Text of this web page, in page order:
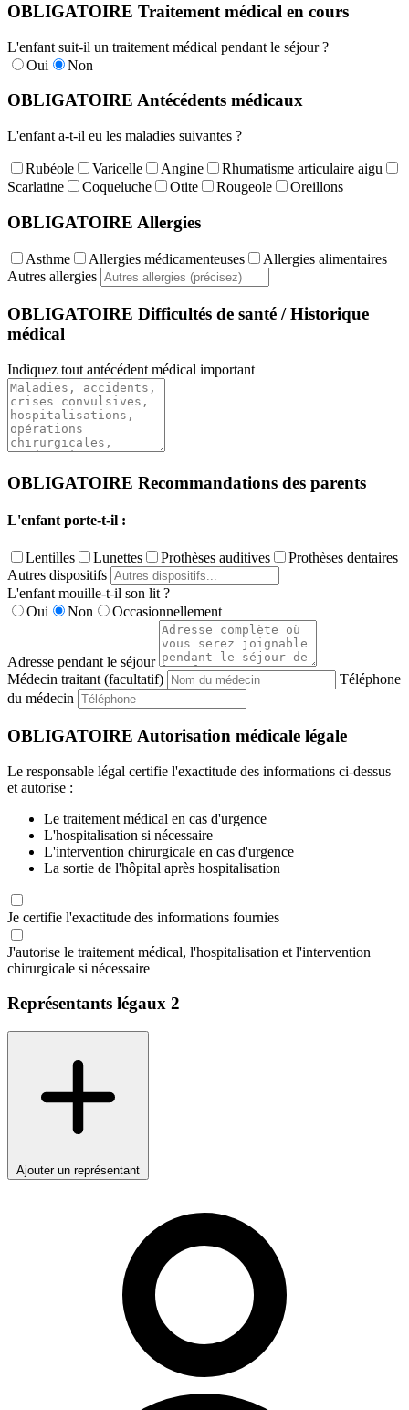
OBLIGATOIRE Traitement médical en cours
L'enfant suit-il un traitement médical pendant le séjour ?
Oui
Non
OBLIGATOIRE Antécédents médicaux
L'enfant a-t-il eu les maladies suivantes ?
Rubéole Varicelle Angine
Rhumatisme articulaire aigu
Scarlatine
Coqueluche Otite Rougeole Oreillons
OBLIGATOIRE Allergies
Asthme Allergies médicamenteuses
Allergies alimentaires
Autres allergies
OBLIGATOIRE Difficultés de santé / Historique
médical
Indiquez tout antécédent médical important
OBLIGATOIRE Recommandations des parents
L'enfant porte-t-il :
Lentilles Lunettes Prothèses auditives
Prothèses dentaires
Autres dispositifs
L'enfant mouille-t-il son lit ?
Oui
Non Occasionnellement
Adresse pendant le séjour
Médecin traitant (facultatif)
Téléphone
du médecin
OBLIGATOIRE Autorisation médicale légale
Le responsable légal certifie l'exactitude des informations ci-dessus
et autorise :
Le traitement médical en cas d'urgence
L'hospitalisation si nécessaire
L'intervention chirurgicale en cas d'urgence
La sortie de l'hôpital après hospitalisation
Je certifie l'exactitude des informations fournies
J'autorise le traitement médical, l'hospitalisation et l'intervention
chirurgicale si nécessaire
Représentants légaux 2
Ajouter un représentant